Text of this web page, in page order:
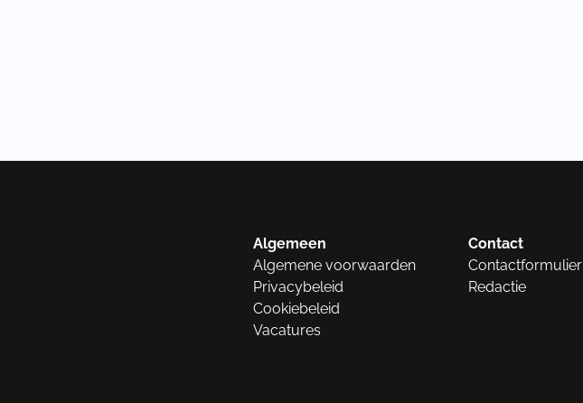
Algemeen
Algemene voorwaarden
Privacybeleid
Cookiebeleid
Vacatures
Contact
Contactformulier
Redactie